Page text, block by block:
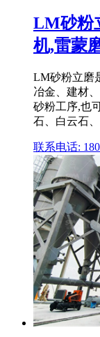
LM砂粉
机,雷蒙
LM砂粉立磨
冶金、建材
砂粉工序,也
石、白云石
联系电话: 180